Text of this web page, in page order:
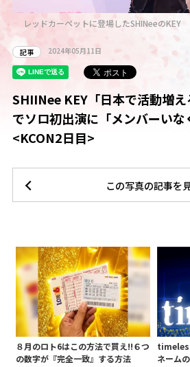
レッドカーペットに登場したSHINeeのKEY
記事 2024年05月11日
SHIINee KEY「日本で活動増
でソロ初出演に「メンバーいな
<KCON2日目>
この写真の記事を
８月のロト6はこの方法で買え!!６つ
の数字が『完全一致』する方法
ネーム